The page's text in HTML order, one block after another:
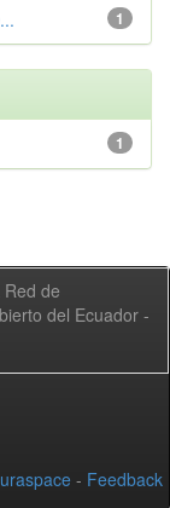
1
1
de
del Ecuador -
- Feedback